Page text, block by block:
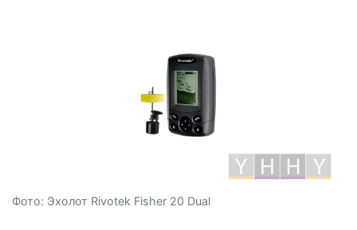
Фото: Эхолот Rivotek Fisher 20 Dual